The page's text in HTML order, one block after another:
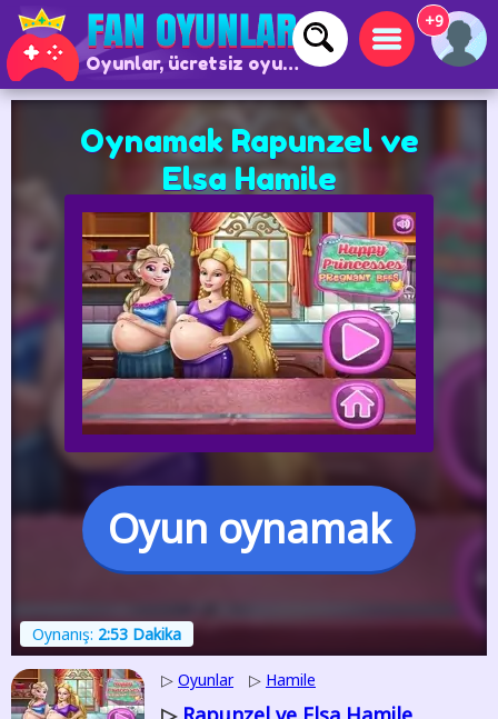
Oyunlar, ücretsiz oyunlar ve çevrimiçi oyunlar
+9
Oynamak Rapunzel ve
Elsa Hamile
Oyun oynamak
Oynanış: 2:53 Dakika
▷ Oyunlar ▷ Hamile